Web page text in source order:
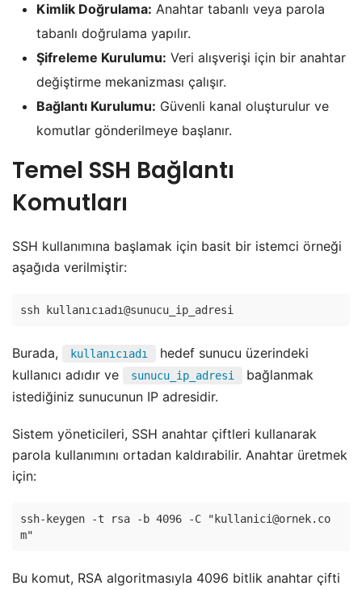
Kimlik Doğrulama: Anahtar tabanlı veya parola
tabanlı doğrulama yapılır.
Şifreleme Kurulumu: Veri alışverişi için bir anahtar
değiştirme mekanizması çalışır.
Bağlantı Kurulumu: Güvenli kanal oluşturulur ve
komutlar gönderilmeye başlanır.
Temel SSH Bağlantı
Komutları
SSH kullanımına başlamak için basit bir istemci örneği
aşağıda verilmiştir:
Burada, kullanıcıadı
hedef sunucu üzerindeki
kullanıcı adıdır ve
sunucu_ip_adresi
bağlanmak
istediğiniz sunucunun IP adresidir.
Sistem yöneticileri, SSH anahtar çiftleri kullanarak
parola kullanımını ortadan kaldırabilir. Anahtar üretmek
için:
ssh-keygen -t rsa -b 4096 -C " kullanici@ornek.co
m
Bu komut, RSA algoritmasıyla 4096 bitlik anahtar çifti